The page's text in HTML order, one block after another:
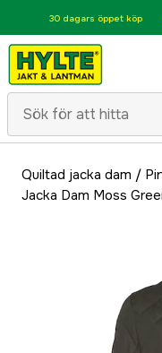
30 dagars öppet köp
Quiltad jacka dam /
Jacka Dam Moss